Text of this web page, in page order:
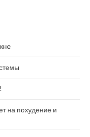
на похудение и